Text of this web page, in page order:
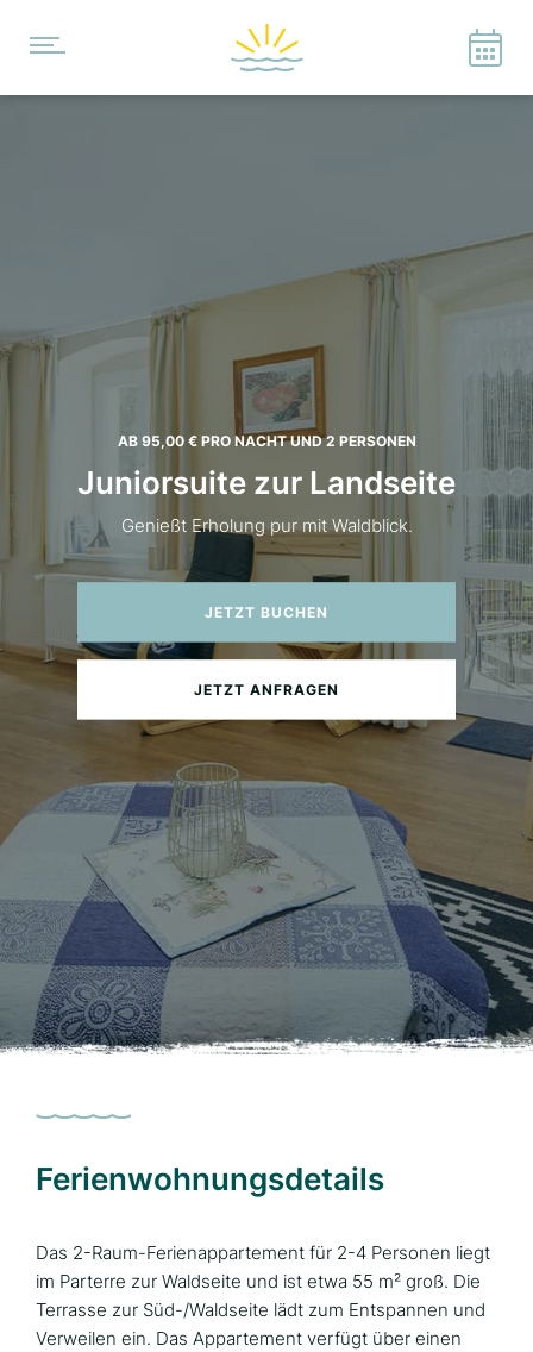
AB 95,00 € PRO NACHT UND 2 PERSONEN
Juniorsuite zur Landseite
Genießt Erholung pur mit Waldblick.
JETZT BUCHEN
JETZT ANFRAGEN
Ferienwohnungsdetails
Das 2-Raum-Ferienappartement für 2-4 Personen liegt
im Parterre zur Waldseite und ist etwa 55 m² groß. Die
Terrasse zur Süd-/Waldseite lädt zum Entspannen und
Verweilen ein. Das Appartement verfügt über einen